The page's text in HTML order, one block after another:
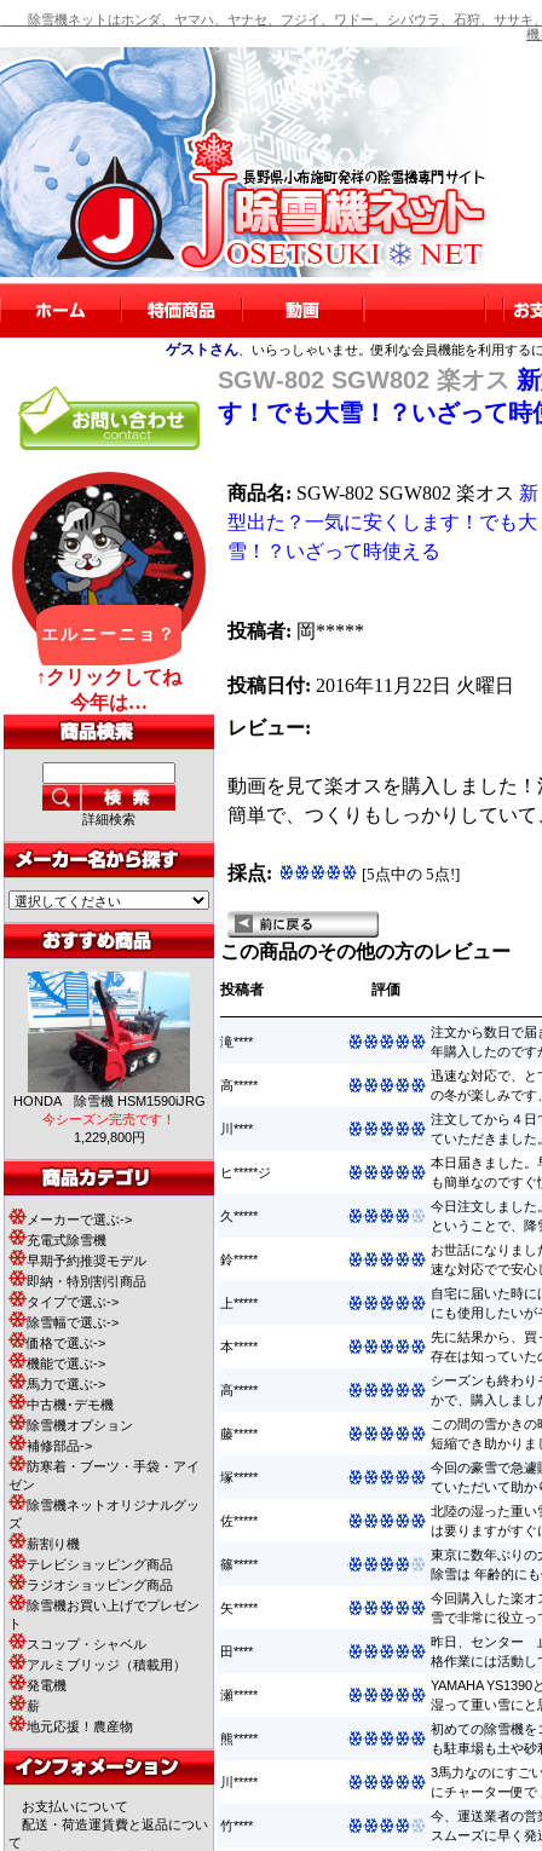
除雪機ネットはホンダ、ヤマハ、ヤナセ、フジイ、ワドー、シバウラ、石狩、ササキ
機
ゲストさん 、いらっしゃいませ。便利な会員機能を利用する
詳細検索
HONDA 除雪機 HSM1590iJRG
今シーズン完売です！
1,229,800円
メーカーで選ぶ->
充電式除雪機
早期予約推奨モデル
即納・特別割引商品
タイプで選ぶ->
除雪幅で選ぶ->
価格で選ぶ->
機能で選ぶ->
馬力で選ぶ->
中古機･デモ機
除雪機オプション
補修部品->
防寒着・ブーツ・手袋・アイ
ゼン
除雪機ネットオリジナルグッ
ズ
薪割り機
テレビショッピング商品
ラジオショッピング商品
除雪機お買い上げでプレゼン
ト
スコップ・シャベル
アルミブリッジ（積載用）
発電機
薪
地元応援！農産物
お支払いについて
配送・荷造運賃費と返品につい
て
SGW-802 SGW802 楽オス
す！でも大雪！？いざって
商品名: SGW-802 SGW802 楽オス 新
型出た？一気に安くします！でも大
雪！？いざって時使える
投稿者: 岡*****
投稿日付: 2016年11月22日 火曜日
レビュー:
動画を見て楽オスを購入しました
簡単で、つくりもしっかりしてい
採点: [5点中の 5点!]
この商品のその他の方のレビュー
投稿者 評価
滝****
注文から数日で届
年購入したのです
高*****
迅速な対応で、と
の冬が楽しみです
川****
注文してから４日
ていただきました
ヒ*****ジ
本日届きました。
も簡単なのです
久*****
今日注文しました
ということで、
鈴*****
お世話になりま
速な対応でで安心
上*****
自宅に届いた時
にも使用したい
本*****
先に結果から、買
存在は知っていた
高*****
シーズンも終わ
かで、購入しまし
藤*****
この間の雪かき
短縮でき助かりま
塚*****
今回の豪雪で急遽
ていただいて助か
佐*****
北陸の湿った重い
は要りますがすぐ
篠*****
東京に数年ぶりの
除雪は 年齢的に
矢*****
今回購入した楽オ
雪で非常に役立
田****
昨日、センター
格作業には活動し
瀬*****
YAMAHA YS1390
湿って重い雪にと
熊*****
初めての除雪機を
も駐車場も土や
川*****
3馬力なのにすご
にチャーター便で
竹****
今、運送業者の営
スムーズに早く